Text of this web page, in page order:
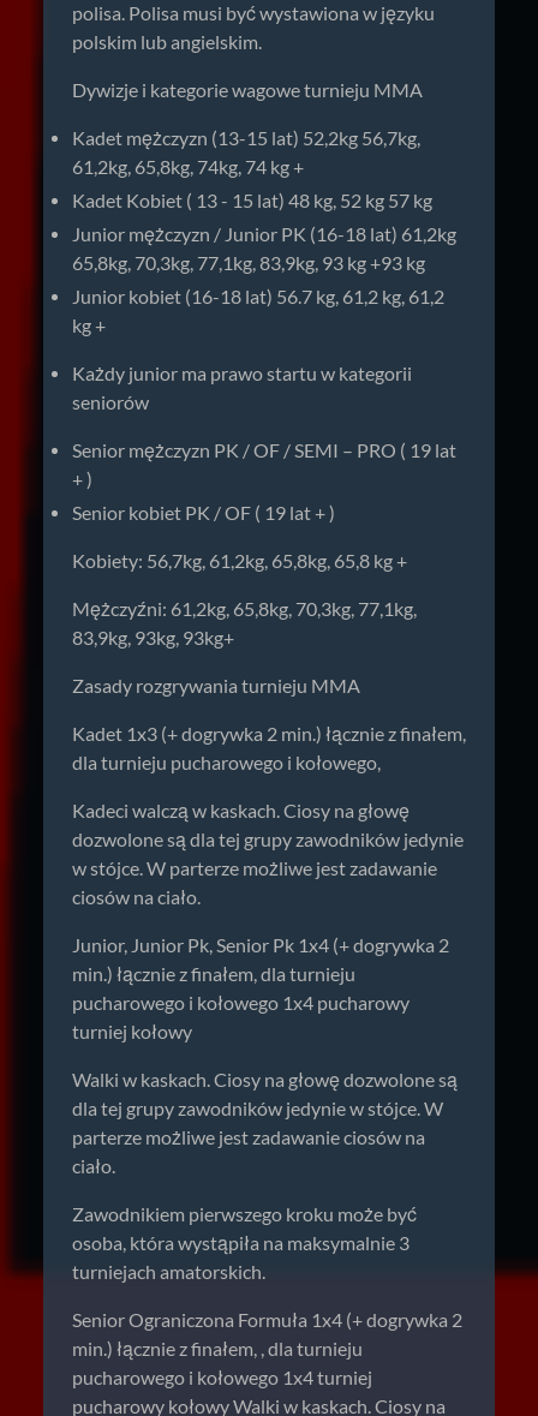
polisa. Polisa musi być wystawiona w języku
polskim lub angielskim.
Dywizje i kategorie wagowe turnieju MMA
Kadet mężczyzn (13-15 lat) 52,2kg 56,7kg,
61,2kg, 65,8kg, 74kg, 74 kg +
Kadet Kobiet ( 13 - 15 lat) 48 kg, 52 kg 57 kg
Junior mężczyzn / Junior PK (16-18 lat) 61,2kg
65,8kg, 70,3kg, 77,1kg, 83,9kg, 93 kg +93 kg
Junior kobiet (16-18 lat) 56.7 kg, 61,2 kg, 61,2
kg +
Każdy junior ma prawo startu w kategorii
seniorów
Senior mężczyzn PK / OF / SEMI – PRO ( 19 lat
+ )
Senior kobiet PK / OF ( 19 lat + )
Kobiety: 56,7kg, 61,2kg, 65,8kg, 65,8 kg +
Mężczyźni: 61,2kg, 65,8kg, 70,3kg, 77,1kg,
83,9kg, 93kg, 93kg+
Zasady rozgrywania turnieju MMA
Kadet 1x3 (+ dogrywka 2 min.) łącznie z finałem,
dla turnieju pucharowego i kołowego,
Kadeci walczą w kaskach. Ciosy na głowę
dozwolone są dla tej grupy zawodników jedynie
w stójce. W parterze możliwe jest zadawanie
ciosów na ciało.
Junior, Junior Pk, Senior Pk 1x4 (+ dogrywka 2
min.) łącznie z finałem, dla turnieju
pucharowego i kołowego 1x4 pucharowy
turniej kołowy
Walki w kaskach. Ciosy na głowę dozwolone są
dla tej grupy zawodników jedynie w stójce. W
parterze możliwe jest zadawanie ciosów na
ciało.
Zawodnikiem pierwszego kroku może być
osoba, która wystąpiła na maksymalnie 3
turniejach amatorskich.
Senior Ograniczona Formuła 1x4 (+ dogrywka 2
min.) łącznie z finałem, , dla turnieju
pucharowego i kołowego 1x4 turniej
pucharowy kołowy Walki w kaskach. Ciosy na